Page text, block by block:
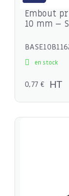
Embout
10 mm –
en stock
0,77 € HT